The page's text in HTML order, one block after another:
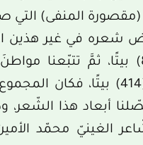
(663) بيتًا، وهي (مقصورة
بعض شعره في غير
أبعاد هذا الشّعر،
الغينيّ محمّد